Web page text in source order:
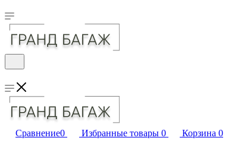
Сравнение0 Избранные товары 0 Корзина 0